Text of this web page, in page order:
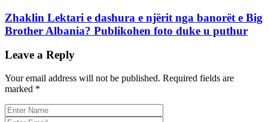
Zhaklin Lektari e dashura e njërit nga banorët e Big
Brother Albania? Publikohen foto duke u puthur
Leave a Reply
Your email address will not be published. Required fields are
marked *